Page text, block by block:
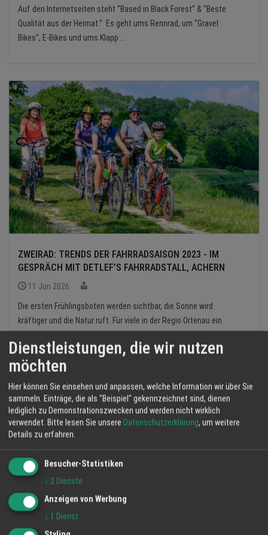
Auf den Internetseiten steht “Based in Black Forest” & “Beste
Qualität aus der Heimat.” Es geht ums Rennrad, um “Gravel
Bikes”, E-Bikes und ums Klapp ...
ZWEIRAD: TRENDS DER FAHRRADSAISON 2023 - IM
GESPRÄCH MIT DETLEF’S FAHRRADSTALL, ACHERN
11 Jun 2026
Die ersten Frühlingsboten werden sichtbar, die Sonne wird
kräftiger und die Natur ruft. Für viele in der Regio Ortenau ein
Dienstleistungen, die wir nutzen
möchten
Hier können Sie einsehen und anpassen, welche Information wir über Sie
sammeln. Einträge, die als "Beispiel" gekennzeichnet sind, dienen
lediglich zu Demonstrationszwecken und werden nicht wirklich
verwendet. Bitte lesen Sie unsere Datenschutzerklärung, um weitere
Details zu erfahren.
Besucher-Statistiken
↓ 2 Dienste
Anzeigen von Werbung
↓ 1 Dienst